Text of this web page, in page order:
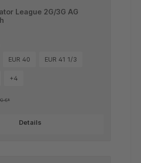
League 2G/3G AG
EUR 40 EUR 41 1/3
+4
€*
Details